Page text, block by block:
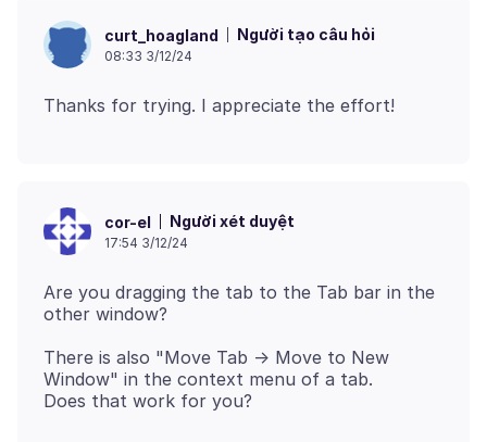
curt_hoagland Người tạo câu hỏi
08:33 3/12/24
cor-el Người xét duyệt
17:54 3/12/24
Are you dragging the tab to the Tab bar in the
There is also "Move Tab -> Move to New
Window" in the context menu of a tab.